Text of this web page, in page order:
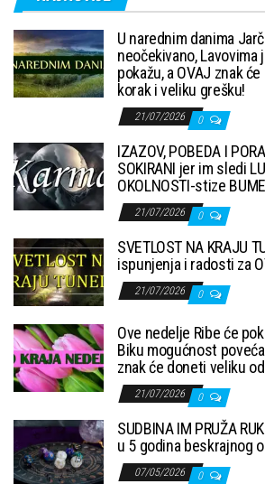
U narednim danima
neočekivano, Lavovima
pokažu, a OVAJ znak
korak i veliku grešku!
21/07/2026 0
IZAZOV, POBEDA I
SOKIRANI jer im sledi
OKOLNOSTI-stize
21/07/2026 0
SVETLOST NA KRAJU
ispunjenja i radosti za
21/07/2026 0
Ove nedelje Ribe će
Biku mogućnost
znak će doneti veliku
21/07/2026 0
SUDBINA IM PRUŽA
u 5 godina beskrajnog
07/05/2026 0